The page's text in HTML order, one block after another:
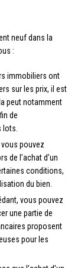
neuf dans la
:
immobiliers ont
sur les prix, il est
peut notamment
de
vous pouvez
de l’achat d’un
conditions,
du bien.
vous pouvez
une partie de
proposent
pour les